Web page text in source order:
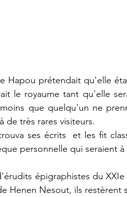
Hapou prétendait qu'elle
le royaume tant qu'elle
que quelqu'un ne
de très rares visiteurs.
ses écrits  et les fit
personnelle qui seraient à
épigraphistes du
Henen Nesout, ils restèrent